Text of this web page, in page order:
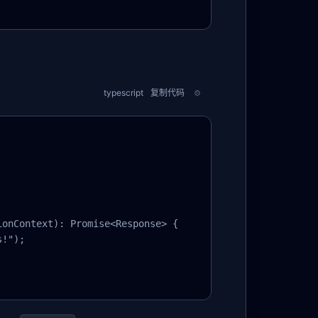
typescript 复制代码
Promise<Response> {